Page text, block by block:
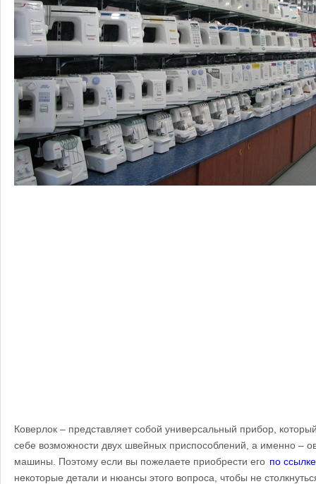
Коверлок – представляет собой универсальный прибор,
себе возможности двух швейных приспособлений, а именно –
машины. Поэтому если вы пожелаете приобрести его по ссылке
некоторые детали и нюансы этого вопроса, чтобы не